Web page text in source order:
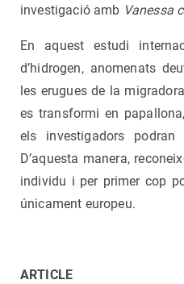
investigació amb Vanessa
En aquest estudi
d’hidrogen, anomenats
les erugues de la
es transformi en
els investigadors
D’aquesta manera,
individu i per primer cop
únicament europeu.
ARTICLE